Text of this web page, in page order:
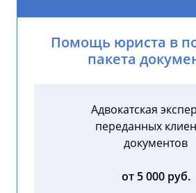
Помощь юриста в
пакета
Адвокатская
переданных
документов
от 5 000 руб.